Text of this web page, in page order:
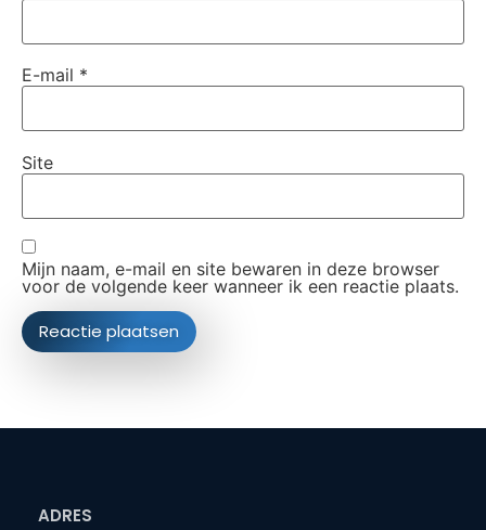
E-mail *
Site
Mijn naam, e-mail en site bewaren in deze browser
voor de volgende keer wanneer ik een reactie plaats.
ADRES